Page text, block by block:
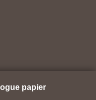
papier